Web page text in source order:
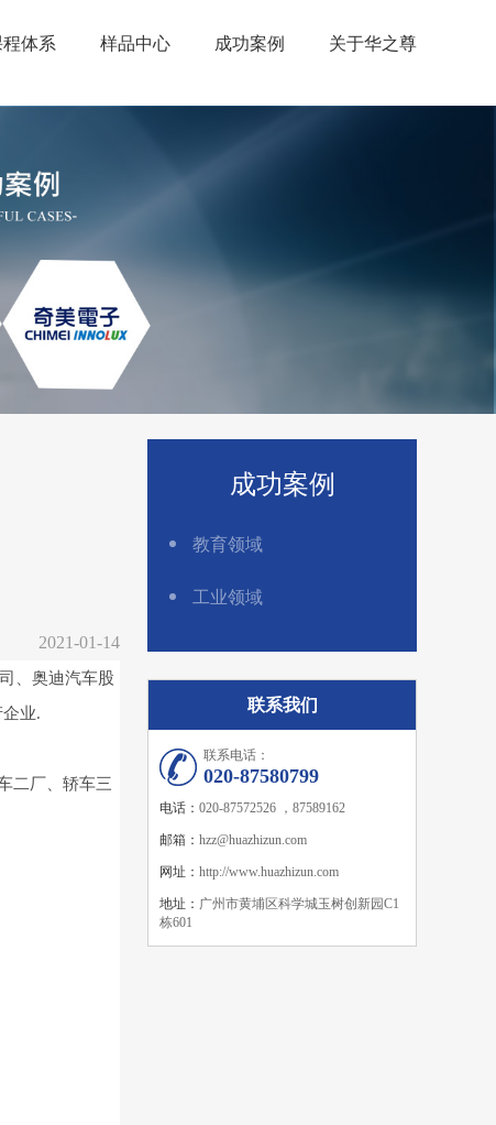
体系 样品中心 成功案例 关于华之尊
2021-01-14
、奥迪汽车股
业.
二厂、轿车三
成功案例
教育领域
工业领域
联系我们
联系电话：
020-87580799
电话： 020-87572526 ，87589162
邮箱： hzz@huazhizun.com
网址： http://www.huazhizun.com
地址： 广州市黄埔区科学城玉树创新园C1
栋601